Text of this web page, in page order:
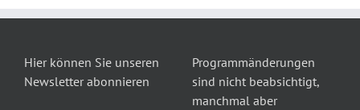
Hier können Sie unseren
Newsletter abonnieren
Programmänderungen
sind nicht beabsichtigt,
manchmal aber